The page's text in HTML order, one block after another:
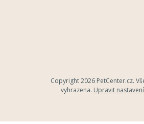
Copyright 2026 PetCenter.cz.
vyhrazena. Upravit